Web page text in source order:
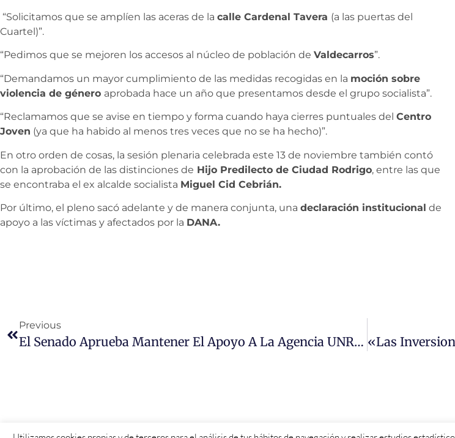
“Solicitamos que se amplíen las aceras de la calle Cardenal Tavera (a las puertas del
Cuartel)”.
“Pedimos que se mejoren los accesos al núcleo de población de Valdecarros”.
“Demandamos un mayor cumplimiento de las medidas recogidas en la moción sobre
violencia de género aprobada hace un año que presentamos desde el grupo socialista”.
“Reclamamos que se avise en tiempo y forma cuando haya cierres puntuales del Centro
Joven (ya que ha habido al menos tres veces que no se ha hecho)”.
En otro orden de cosas, la sesión plenaria celebrada este 13 de noviembre también contó
con la aprobación de las distinciones de Hijo Predilecto de Ciudad Rodrigo, entre las que
se encontraba el ex alcalde socialista Miguel Cid Cebrián.
Por último, el pleno sacó adelante y de manera conjunta, una declaración institucional de
apoyo a las víctimas y afectados por la DANA.
Previous
El Senado Aprueba Mantener El Apoyo A La Agencia UNRWA Para Refugiados Palestinos Defendido Por La Senadora Elena Diego